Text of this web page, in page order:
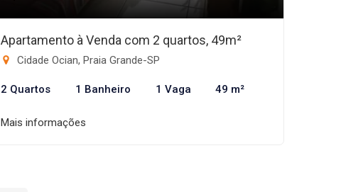
Apartamento à Venda com 2 quartos, 49m²
Cidade Ocian, Praia Grande-SP
2 Quartos 1 Banheiro 1 Vaga 49 m²
Mais informações